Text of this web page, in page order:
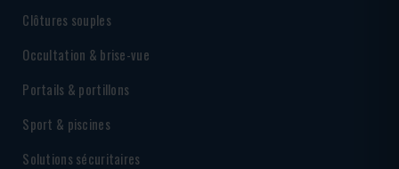
Clôtures souples
Occultation & brise-vue
Portails & portillons
Sport & piscines
Solutions sécuritaires